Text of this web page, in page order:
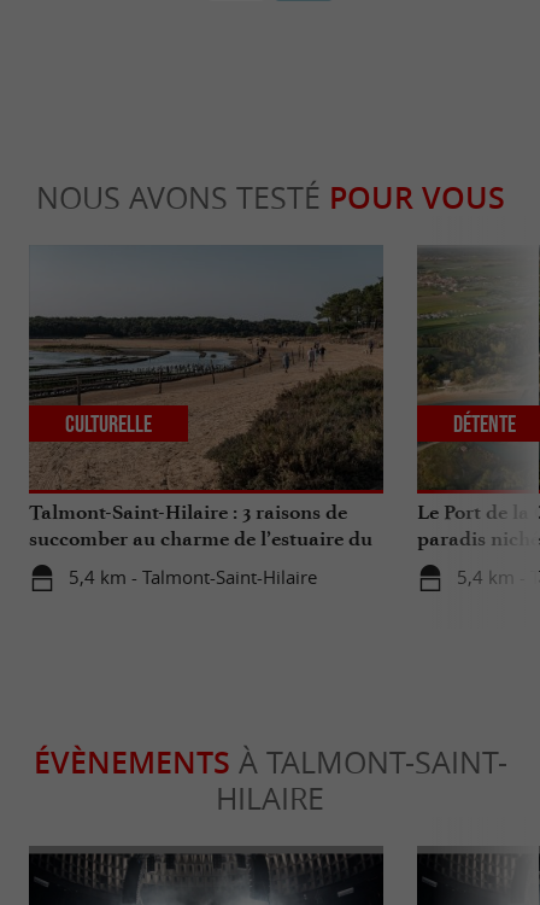
NOUS AVONS TESTÉ POUR VOUS
Talmont-Saint-Hilaire : 3 raisons de
succomber au charme de l’estuaire du
Payré
5,4 km - Talmont-Saint-Hilaire
Culturelle
Le Port de la
paradis
5,4 km -
Détente
ÉVÈNEMENTS À TALMONT-SAINT-
HILAIRE